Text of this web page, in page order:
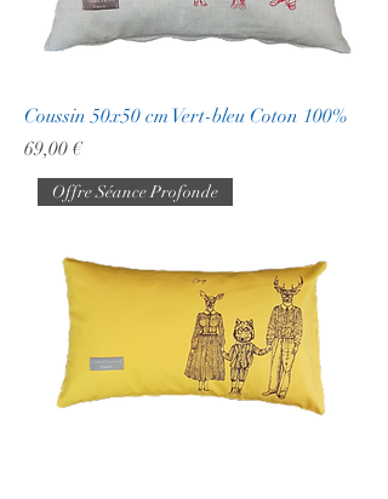
Coussin 50x50 cm Vert-bleu Coton 100%
Prix
69,00 €
Offre Séance Profonde